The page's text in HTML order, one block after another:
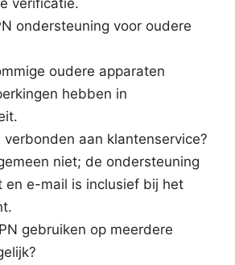
ondersteuning voor oudere
oudere apparaten
hebben in
verbonden aan klantenservice?
niet; de ondersteuning
en e-mail is inclusief bij het
gebruiken op meerdere